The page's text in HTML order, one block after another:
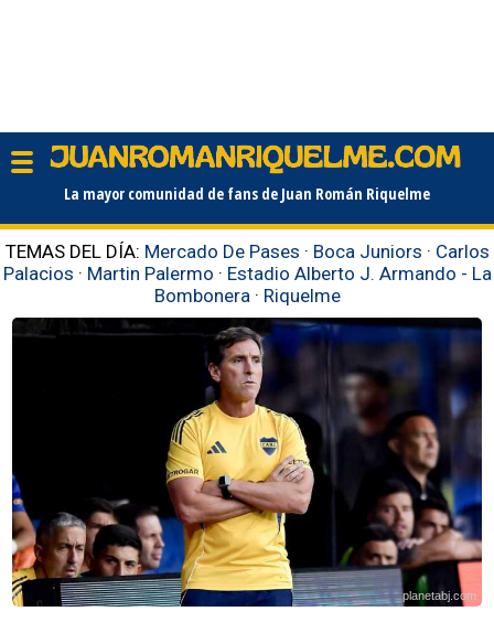
La mayor comunidad de fans de Juan Román Riquelme
TEMAS DEL DÍA: Mercado De Pases · Boca Juniors · Carlos
Palacios · Martin Palermo · Estadio Alberto J. Armando - La
Bombonera · Riquelme
planetabj.com